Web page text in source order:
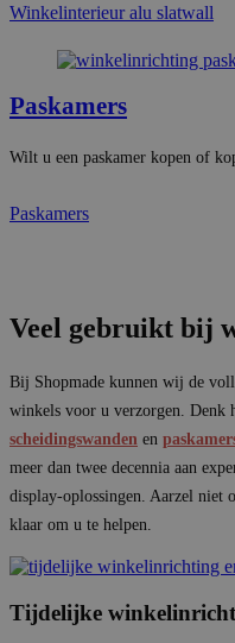
Winkelinterieur alu slatwall
Paskamers
Wilt u een paskamer kopen of
Paskamers
Veel gebruikt bij
Bij Shopmade kunnen wij de
winkels voor u verzorgen. Denk
scheidingswanden en
meer dan twee decennia aan
display-oplossingen. Aarzel niet
klaar om u te helpen.
Tijdelijke